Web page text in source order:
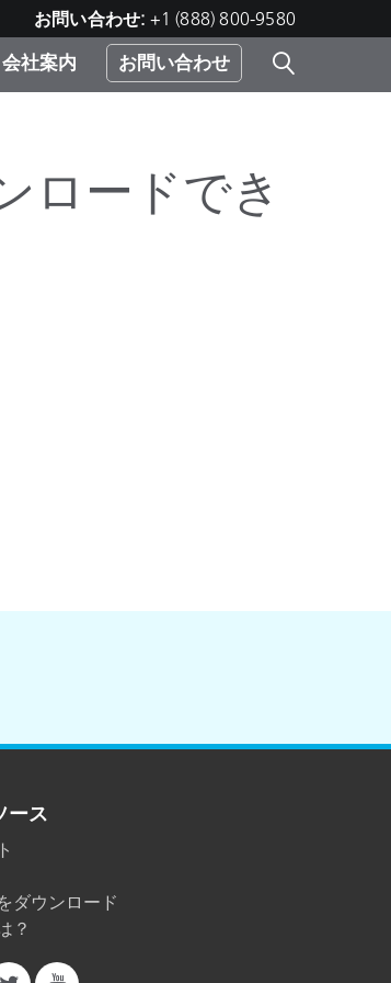
お問い合わせ: +1 (888) 800-9580
会社案内 お問い合わせ
ロードでき
ース
ダウンロード
？